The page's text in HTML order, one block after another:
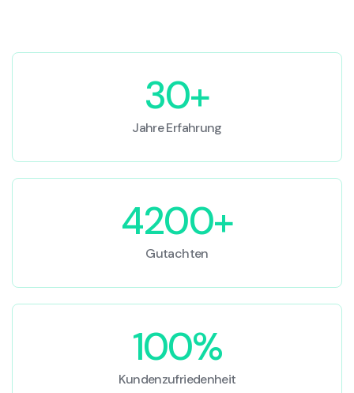
30+
Jahre Erfahrung
4200+
Gutachten
100%
Kundenzufriedenheit